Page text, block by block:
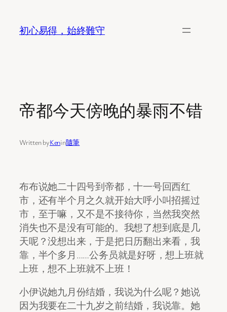
content
初心易得，始終難守
帝都今天傍晚的暴雨不错
Written byKenin隨筆
布布说她二十四号到帝都，十一号回西红
市，还有半个月之久就开始大呼小叫招摇过
市，至于嘛，又不是不接待你，当然我突然
消失也不是没有可能的。我想了想到底是几
天呢？没想出来，于是把日历翻出来看，我
靠，半个多月……公务员就是好呀，想上班就
上班，想不上班就不上班！
小伊说她九月份结婚，我说为什么呢？她说
因为我要在二十九岁之前结婚，我说靠。她